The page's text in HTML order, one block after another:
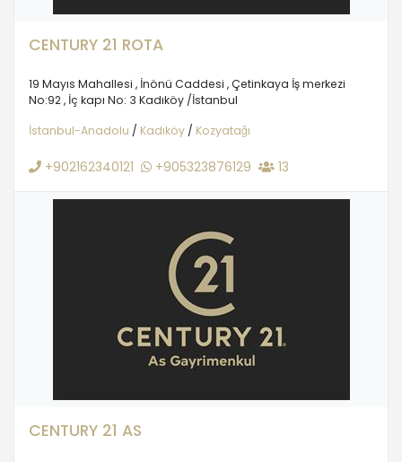
CENTURY 21 ROTA
19 Mayıs Mahallesi , İnönü Caddesi , Çetinkaya İş merkezi
No:92 , İç kapı No: 3 Kadıköy /İstanbul
İstanbul-Anadolu / Kadıköy / Kozyatağı
+902162340121 +905323876129 13
CENTURY 21 AS